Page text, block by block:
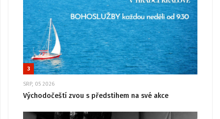
3
SRP, 05 2026
Východočeští zvou s předstihem na své akce